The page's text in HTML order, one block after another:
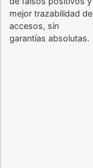
mejor trazabilidad de
accesos, sin
garantías absolutas.